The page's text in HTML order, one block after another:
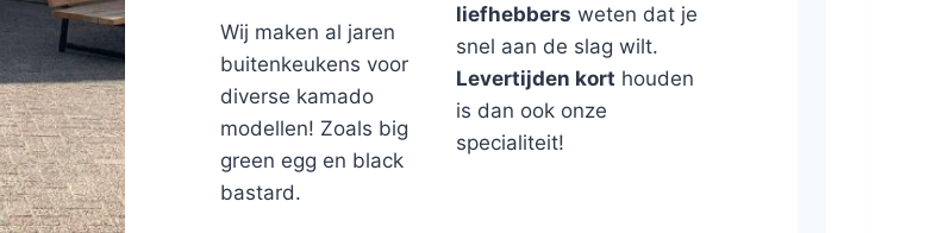
Wij maken al jaren
buitenkeukens voor
diverse kamado
modellen! Zoals big
green egg en black
bastard.
liefhebbers weten dat je
snel aan de slag wilt.
Levertijden kort houden
is dan ook onze
specialiteit!